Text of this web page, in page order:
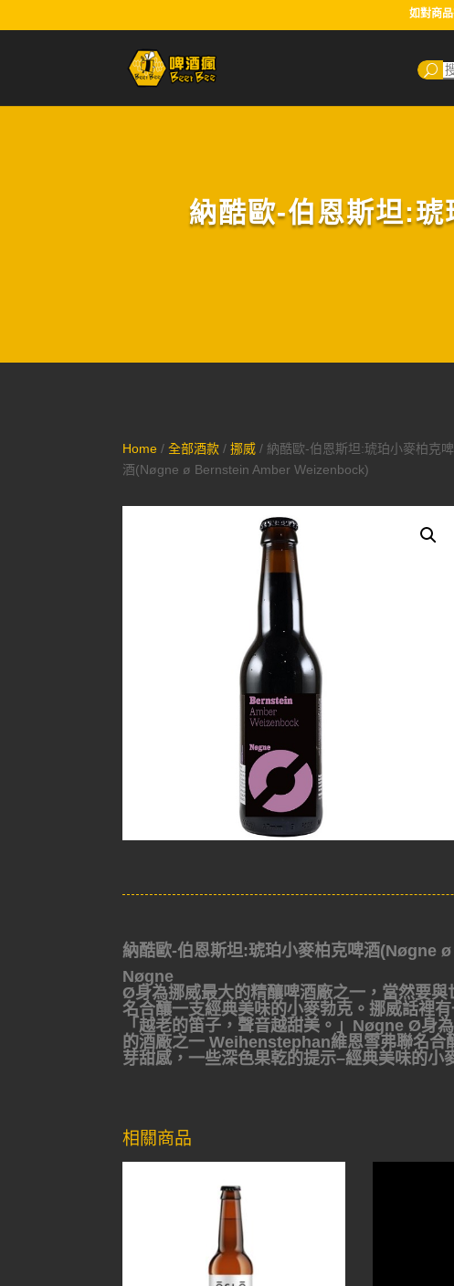
如對商
納酷歐-伯恩斯坦:
Home /全部酒款 /挪威 / 納酷歐-伯恩斯坦:琥珀小麥柏克啤
酒(Nøgne ø Bernstein Amber Weizenbock)
納酷歐-伯恩斯坦:琥珀小麥柏克啤酒(Nøgne
Nøgne
Ø身為挪威最大的精釀啤酒廠之一，當然要
名合釀一支經典美味的小麥勃克。挪威話裡
「越老的笛子，聲音越甜美。」Nøgne Ø身
的酒廠之一 Weihenstephan維恩雪弗聯名合
芽甜感，一些深色果乾的提示–經典美味的小
相關商品